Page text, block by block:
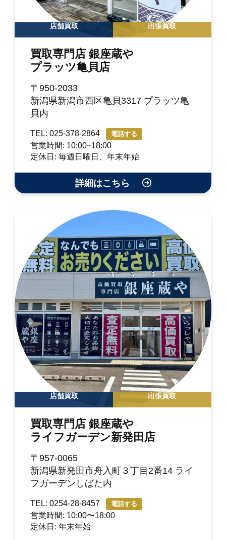
店舗買取 出張買取
買取専門店 銀座蔵や
プラッツ亀貝店
〒950-2033
新潟県新潟市西区亀貝3317 プラッツ亀
貝内
TEL: 025-378-2864 電話する
営業時間: 10:00~18:00
定休日: 毎週日曜日、年末年始
詳細はこちら
店舗買取 出張買取
買取専門店 銀座蔵や
ライフガーデン新発田店
〒957-0065
新潟県新発田市舟入町３丁目2番14 ライ
フガーデンしばた内
TEL: 0254-28-8457 電話する
営業時間: 10:00〜18:00
定休日: 年末年始